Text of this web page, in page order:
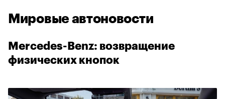
Мировые автоновости
Mercedes-Benz: возвращение
физических кнопок